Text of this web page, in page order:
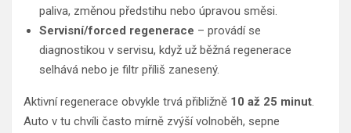
paliva, změnou předstihu nebo úpravou směsi.
Servisní/forced regenerace – provádí se
diagnostikou v servisu, když už běžná regenerace
selhává nebo je filtr příliš zanesený.
Aktivní regenerace obvykle trvá přibližně 10 až 25 minut.
Auto v tu chvíli často mírně zvýší volnoběh, sepne